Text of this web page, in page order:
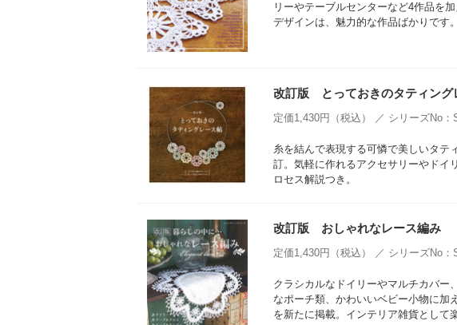
リーやテーブルセンターなど4作品を
デザインは、魅力的な作品ばかりです。
改訂版 とっておきのタティング
定価1,430円（税込） ／ シリーズNo
糸を結んで表現する可憐で美しいタテ
訂。気軽に作れるアクセサリーやドイ
ロセス解説つき。
改訂版 おしゃれなレース編み
定価1,430円（税込） ／ シリーズNo
クラシカルなドイリーやマルチカバー
なポーチ類、かわいいベビー小物に加
を新たに掲載。インテリア雑貨として